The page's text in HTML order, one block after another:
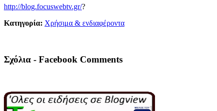
http://blog.focuswebtv.gr/?
Κατηγορία: Χρήσιμα & ενδιαφέροντα
Σχόλια - Facebook Comments